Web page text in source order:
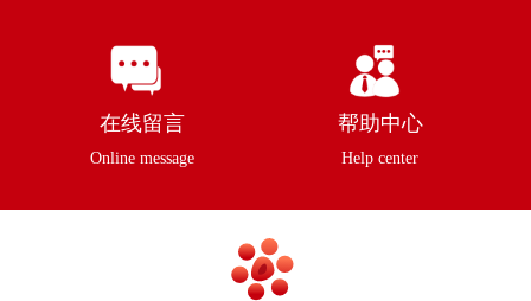
在线留言
Online message
帮助中心
Help center